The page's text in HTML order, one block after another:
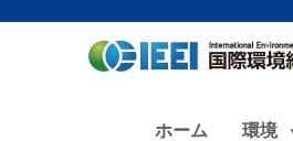
ホーム 環境